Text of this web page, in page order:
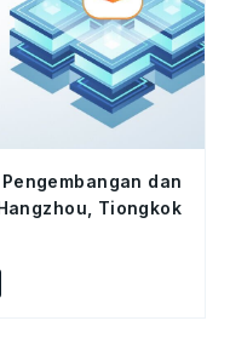
dan
Tiongkok